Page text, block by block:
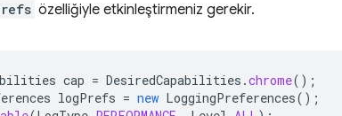
özelliğiyle etkinleştirmeniz gerekir.
cap = DesiredCapabilities .chrome();
logPrefs = new LoggingPreferences();